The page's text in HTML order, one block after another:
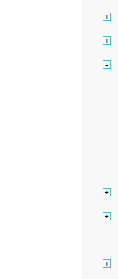
+
+
-
+
+
+